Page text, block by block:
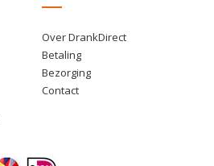
Over DrankDirect
Betaling
Bezorging
Contact